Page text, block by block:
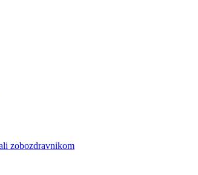
zobozdravnikom